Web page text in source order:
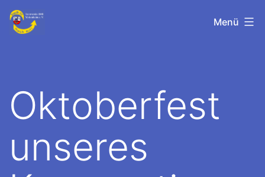
Zum
Inhalt
TV-
Menü
Oktoberfest
unseres